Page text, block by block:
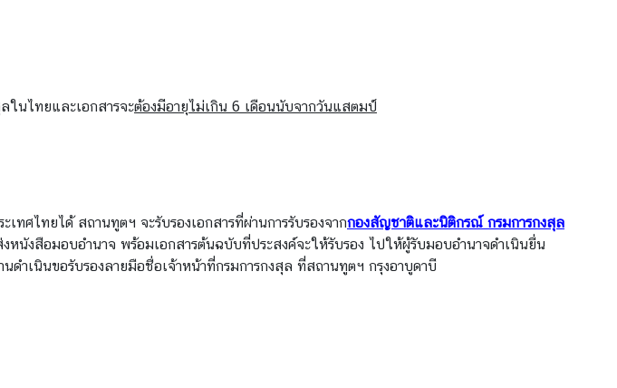
ในไทยและเอกสารจะต้องมีอายุไม่เกิน 6 เดือนนับจากวันแสตมป์
ทศไทยได้ สถานทูตฯ จะรับรองเอกสารที่ผ่านการรับรองจากกองสัญชาติและนิติกรณ์ กรมการกงสุล
นังสือมอบอํานาจ พร้อมเอกสารต้นฉบับที่ประสงค์จะให้รับรอง ไปให้ผู้รับมอบอํานาจดําเนินยื่น
าเนินขอรับรองลายมือชื่อเจ้าหน้าที่กรมการกงสุล ที่สถานทูตฯ กรุงอาบูดาบี